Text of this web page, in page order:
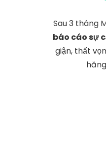
Sau 3 tháng
báo cáo sự
giận, thất